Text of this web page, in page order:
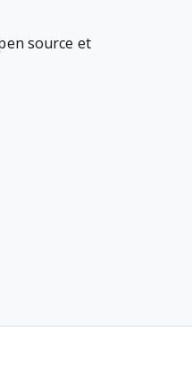
source et